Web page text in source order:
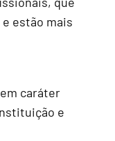
estão mais
caráter
e